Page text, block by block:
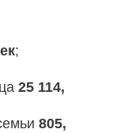
;
25 114,
805,